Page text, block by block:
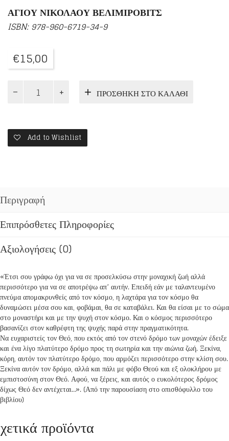
ΑΓΙΟΥ ΝΙΚΟΛΑΟΥ ΒΕΛΙΜΙΡΟΒΙΤΣ
ISBN: 978-960-6719-34-9
€15,00
ΔΙΧΩΣ
ΑΝΤΕΧΕΤΑΙ...
ποσότητα
ΠΡΟΣΘΉΚΗ ΣΤΟ ΚΑΛΆΘΙ
Add to Wishlist
Περιγραφή
Επιπρόσθετες Πληροφορίες
Αξιολογήσεις (0)
«Έτσι σου γράφω όχι για να σε προσελκύσω στην μοναχική ζωή αλλά
περισσότερο για να σε αποτρέψω απ’ αυτήν. Επειδή εάν με ταλαντευμένο
πνεύμα απομακρυνθείς από τον κόσμο, η λαχτάρα για τον κόσμο θα
δυναμώσει μέσα σου και, φοβάμαι, θα σε καταβάλει. Και θα είσαι με το σώμα
στο μοναστήρι και με την ψυχή στον κόσμο. Και ο κόσμος περισσότερο
βασανίζει στον καθρέφτη της ψυχής παρά στην πραγματικότητα.
Να ευχαριστείς τον Θεό, που εκτός από τον στενό δρόμο των μοναχών έδειξε
και ένα λίγο πλατύτερο δρόμο προς τη σωτηρία και την αιώνια ζωή. Ξεκίνα,
κόρη, αυτόν τον πλατύτερο δρόμο, που αρμόζει περισσότερο στην κλίση σου.
Ξεκίνα αυτόν τον δρόμο, αλλά και πάλι με φόβο Θεού και εξ ολοκλήρου με
εμπιστοσύνη στον Θεό. Αφού, να ξέρεις, και αυτός ο ευκολότερος δρόμος
δίχως Θεό δεν αντέχεται…». (Από την παρουσίαση στο οπισθόφυλλο του
βιβλίου)
προϊόντα